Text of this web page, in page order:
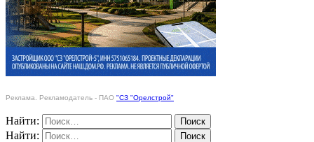
Реклама. Рекламодатель - ПАО "СЗ "Орелстрой"
Найти:
Найти: